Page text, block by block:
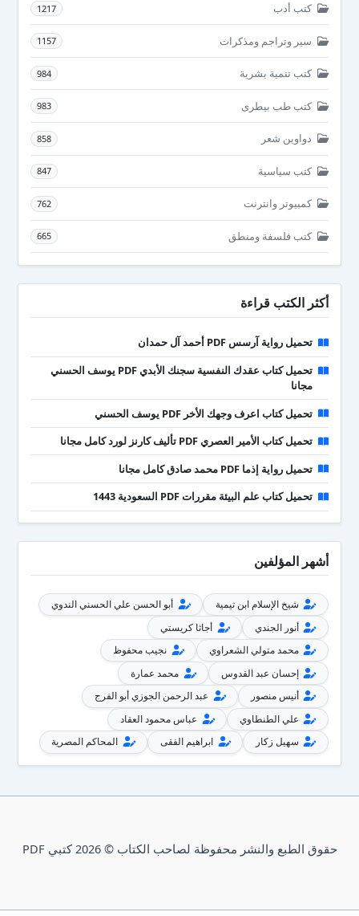
كتب أدب 1217
سير وتراجم ومذكرات 1157
كتب تنمية بشرية 984
كتب طب بيطرى 983
دواوين شعر 858
كتب سياسية 847
كمبيوتر وانترنت 762
كتب فلسفة ومنطق 665
أكثر الكتب قراءة
تحميل رواية آرسس PDF أحمد آل حمدان
تحميل كتاب عقدك النفسية سجنك الأبدي PDF يوسف الحسني
مجانا
تحميل كتاب اعرف وجهك الأخر PDF يوسف الحسني
تحميل كتاب الأمير العصري PDF تأليف كارنز لورد كامل مجانا
تحميل رواية إذما PDF محمد صادق كامل مجانا
تحميل كتاب علم البيئة مقررات PDF السعودية 1443
أشهر المؤلفين
شيخ الإسلام ابن تيمية
أبو الحسن علي الحسني الندوي
أنور الجندي
أجاثا كريستي
محمد متولي الشعراوي
نجيب محفوظ
إحسان عبد القدوس
محمد عمارة
أنيس منصور
عبد الرحمن الجوزي أبو الفرج
علي الطنطاوي
عباس محمود العقاد
سهيل زكار
ابراهيم الفقى المحاكم المصرية
حقوق الطبع والنشر محفوظة لصاحب الكتاب © 2026 كتبي PDF